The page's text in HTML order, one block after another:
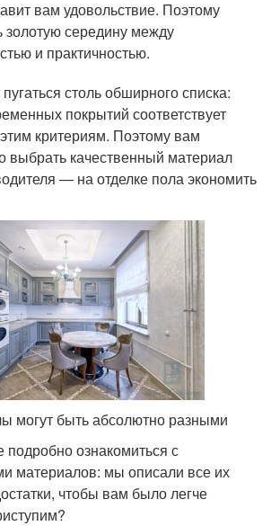
вам удовольствие. Поэтому
золотую середину между
и практичностью.
столь обширного списка:
покрытий соответствует
критериям. Поэтому вам
выбрать качественный материал
— на отделке пола экономить
могут быть абсолютно разными
ознакомиться с
материалов: мы описали все их
чтобы вам было легче